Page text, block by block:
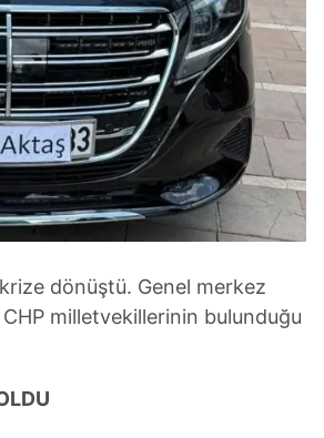
ziyaret edebilirsiniz.
uyarınca hazırlanmış Aydınlatma
ilgili bilgi almak için lütfen tıklayınız.
dönüştü. Genel merkez
milletvekillerinin bulunduğu